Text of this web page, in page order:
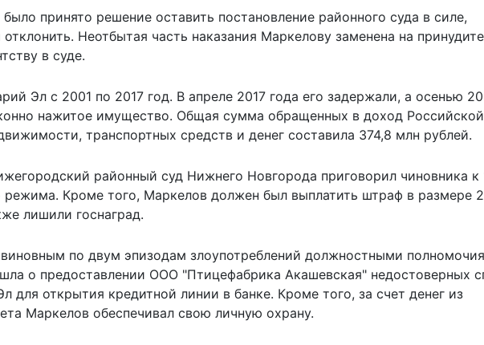
принято решение оставить постановление районного суда в силе,
Неотбытая часть наказания Маркелову заменена на
в суде.
Эл с 2001 по 2017 год. В апреле 2017 года его задержали, а осенью
нажитое имущество. Общая сумма обращенных в доход Российской
транспортных средств и денег составила 374,8 млн рублей.
районный суд Нижнего Новгорода приговорил чиновника к
режима. Кроме того, Маркелов должен был выплатить штраф в размере
лишили госнаград.
по двум эпизодам злоупотреблений должностными
о предоставлении ООО "Птицефабрика Акашевская" недостоверных
для открытия кредитной линии в банке. Кроме того, за счет денег из
Маркелов обеспечивал свою личную охрану.